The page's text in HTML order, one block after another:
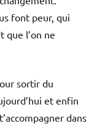
font peur, qui
que l’on ne
sortir du
et enfin
dans